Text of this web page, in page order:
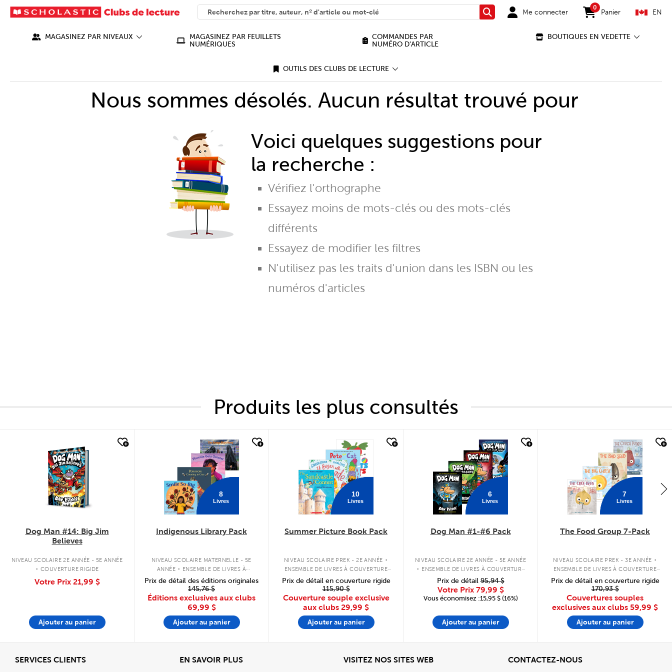
SEARCH
What can we help you find?
RechercherMe connecter
0
items in cart
Panier EN
MAGASINEZ PAR NIVEAUX
MAGASINEZ PAR FEUILLETS
NUMÉRIQUES
COMMANDES PAR
NUMÉRO D’ARTICLE
BOUTIQUES EN VEDETTE
OUTILS DES CLUBS DE LECTURE
Nous sommes désolés. Aucun résultat trouvé pour
Voici quelques suggestions pour
la recherche :
Vérifiez l'orthographe
Essayez moins de mots-clés ou des mots-clés
différents
Essayez de modifier les filtres
N'utilisez pas les traits d'union dans les ISBN ou les
numéros d'articles
Produits les plus consultés
Dog Man #14: Big Jim
Believes
NIVEAU SCOLAIRE 2E ANNÉE - 5E ANNÉE
. COUVERTURE RIGIDE
Votre Prix 21,99 $
Ajouter au panier
8
Livres
Indigenous Library Pack
NIVEAU SCOLAIRE MATERNELLE - 5E
ANNÉE . ENSEMBLE DE LIVRES À
COUVERTURE SOUPLE
Prix de détail des éditions originales
145,76 $
Éditions exclusives aux clubs
69,99 $
Ajouter au panier
10
Livres
Summer Picture Book Pack
NIVEAU SCOLAIRE PREK - 2E ANNÉE .
ENSEMBLE DE LIVRES À COUVERTURE
Prix de détail en couverture rigide
115,90 $
Couverture souple exclusive
aux clubs 29,99 $
Ajouter au panier
6
Livres
Dog Man #1-#6 Pack
NIVEAU SCOLAIRE 2E ANNÉE - 5E ANNÉE
. ENSEMBLE DE LIVRES À COUVERTURE
RIGIDE
Prix de détail95,94 $
Votre Prix 79,99 $
Vous économisez :15,95 $ (16%)
Ajouter au panier
7
Livres
The Food Group 7-Pack
NIVEAU SCOLAIRE PREK - 3E ANNÉE .
ENSEMBLE DE LIVRES À COUVERTURE
Prix de détail en couverture rigide
170,93 $
Couvertures souples
exclusives aux clubs 59,99 $
Ajouter au panier
SERVICES CLIENTSAfficher EN SAVOIR PLUSView VISITEZ NOS SITES WEBAfficher CONTACTEZ-NOUSView